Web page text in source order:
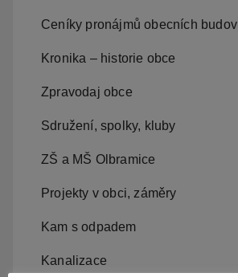
Ceníky pronájmů obecních budov
Kronika – historie obce
Zpravodaj obce
Sdružení, spolky, kluby
ZŠ a MŠ Olbramice
Projekty v obci, záměry
Kam s odpadem
Kanalizace